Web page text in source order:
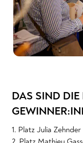
DAS SIND DIE
1. Platz Julia Zehnder